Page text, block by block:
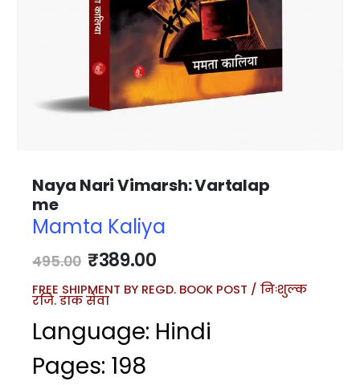
Naya Nari Vimarsh: Vartalap
me
Mamta Kaliya
495.00 ₹389.00
FREE SHIPMENT BY REGD. BOOK POST / निःशुल्क
रजि. डाक सेवा
Language: Hindi
Pages: 198